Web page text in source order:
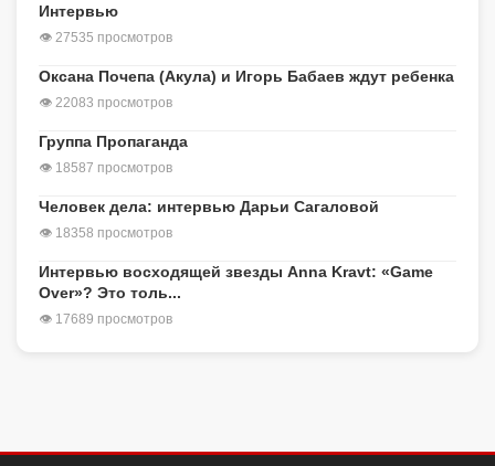
Интервью
👁 27535 просмотров
Оксана Почепа (Акула) и Игорь Бабаев ждут ребенка
👁 22083 просмотров
Группа Пропаганда
👁 18587 просмотров
Человек дела: интервью Дарьи Сагаловой
👁 18358 просмотров
Интервью восходящей звезды Anna Kravt: «Game
Over»? Это толь...
👁 17689 просмотров